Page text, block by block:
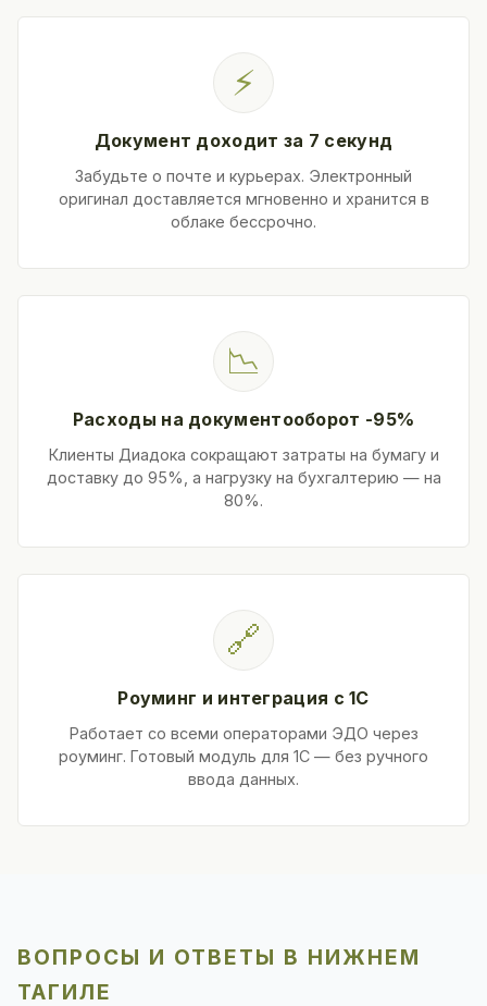
⚡
Документ доходит за 7 секунд
Забудьте о почте и курьерах. Электронный
оригинал доставляется мгновенно и хранится в
облаке бессрочно.
📉
Расходы на документооборот -95%
Клиенты Диадока сокращают затраты на бумагу и
доставку до 95%, а нагрузку на бухгалтерию — на
80%.
🔗
Роуминг и интеграция с 1С
Работает со всеми операторами ЭДО через
роуминг. Готовый модуль для 1С — без ручного
ввода данных.
ВОПРОСЫ И ОТВЕТЫ В НИЖНЕМ
ТАГИЛЕ